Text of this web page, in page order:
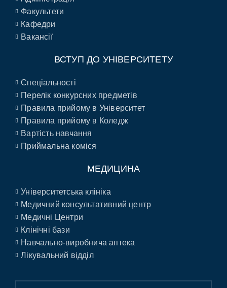
Факультети
Кафедри
Вакансії
ВСТУП ДО УНІВЕРСИТЕТУ
Спеціальності
Перелік конкурсних предметів
Правила прийому в Університет
Правила прийому в Коледж
Вартість навчання
Приймальна коміся
МЕДИЦИНА
Університетська клініка
Медичний консультативний центр
Медичні Центри
Клінічні бази
Навчально-виробнича аптека
Лікувальний відділ